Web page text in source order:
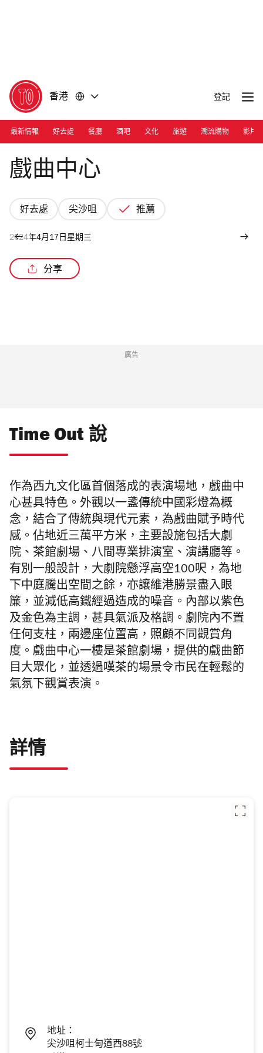
香港 登記
最新情報 好去處 餐廳 酒吧 文化 旅遊 潮流購物 影片
Photograph: Courtesy West Kowloon Cultural District
戲曲中心
好去處 尖沙咀 推薦
2024年4月17日星期三
分享
廣告
Time Out 說
作為西九文化區首個落成的表演場地，戲曲中
心甚具特色。外觀以一盞傳統中國彩燈為概
念，結合了傳統與現代元素，為戲曲賦予時代
感。佔地近三萬平方米，主要設施包括大劇
院、茶館劇場、八間專業排演室、演講廳等。
有別一般設計，大劇院懸浮高空100呎，為地
下中庭騰出空間之餘，亦讓維港勝景盡入眼
簾，並減低高鐵經過造成的噪音。內部以紫色
及金色為主調，甚具氣派及格調。劇院內不置
任何支柱， 兩邊座位置高，照顧不同觀賞角
度。 戲曲中心一樓是茶館劇場，提供的戲曲節
目大眾化，並透過嘆茶的場景令市民在輕鬆的
氣氛下觀賞表演。
詳情
地址：
尖沙咀柯士甸道西88號